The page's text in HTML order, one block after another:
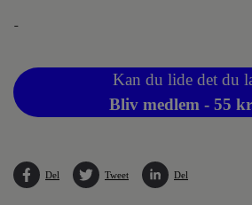
-
Kan du lide det du
Bliv medlem - 55
Del Tweet Del